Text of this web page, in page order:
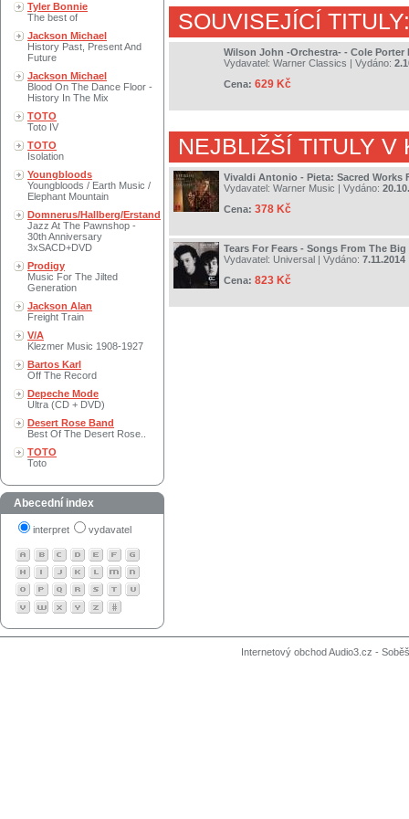
Tyler Bonnie
The best of
Jackson Michael
History Past, Present And
Future
Jackson Michael
Blood On The Dance Floor -
History In The Mix
TOTO
Toto IV
TOTO
Isolation
Youngbloods
Youngbloods / Earth Music /
Elephant Mountain
Domnerus/Hallberg/Erstand
Jazz At The Pawnshop -
30th Anniversary
3xSACD+DVD
Prodigy
Music For The Jilted
Generation
Jackson Alan
Freight Train
V/A
Klezmer Music 1908-1927
Bartos Karl
Off The Record
Depeche Mode
Ultra (CD + DVD)
Desert Rose Band
Best Of The Desert Rose..
TOTO
Toto
Abecední index
interpret vydavatel
SOUVISEJÍCÍ TITULY:
Wilson John -Orchestra- - Cole Porter
Vydavatel: Warner Classics | Vydáno:
Cena: 629 Kč
NEJBLIŽŠÍ TITULY V
Vivaldi Antonio - Pieta: Sacred Works
Vydavatel: Warner Music | Vydáno:
Cena: 378 Kč
Tears For Fears - Songs From The Big
Vydavatel: Universal | Vydáno: 7.11.2014
Cena: 823 Kč
Internetový obchod Audio3.cz -